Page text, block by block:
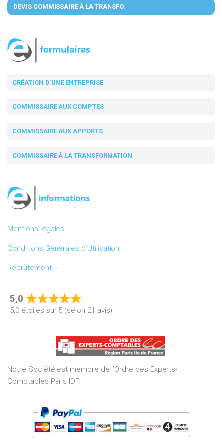
DEVIS COMMISSAIRE À LA TRANSFO.
CRÉATION D'UNE ENTREPRISE
COMMISSAIRE AUX COMPTES
COMMISSAIRE AUX APPORTS
COMMISSAIRE À LA TRANSFORMATION
Mentions légales
Conditions Générales d’Utilisation
Recrutement
5,0
Rated
5,0
of
5
5,0 étoiles sur 5 (selon 21 avis)
Notre Société est membre de l’Ordre des Experts-
Comptables Paris IDF.